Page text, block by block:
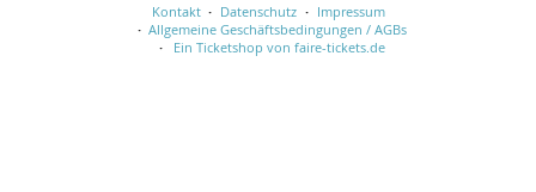
Kontakt Datenschutz
Impressum
Allgemeine Geschäftsbedingungen / AGBs
Ein Ticketshop von faire-tickets.de